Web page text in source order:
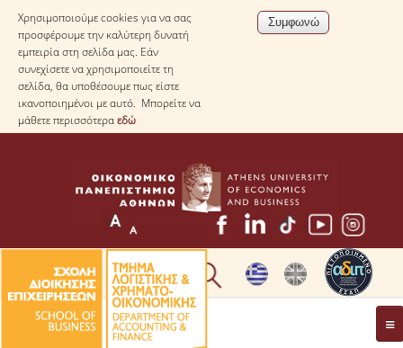
Χρησιμοποιούμε cookies για να σας
προσφέρουμε την καλύτερη δυνατή
εμπειρία στη σελίδα μας. Εάν
συνεχίσετε να χρησιμοποιείτε τη
σελίδα, θα υποθέσουμε πως είστε
ικανοποιημένοι με αυτό. Μπορείτε να
μάθετε περισσότεραεδώ